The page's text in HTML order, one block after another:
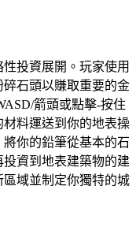
投資展開。玩家使用
石頭以賺取重要的金
箭頭或點擊-按住
料運送到你的地表操
你的鉛筆從基本的石
資到地表建築物的建
域並制定你獨特的城